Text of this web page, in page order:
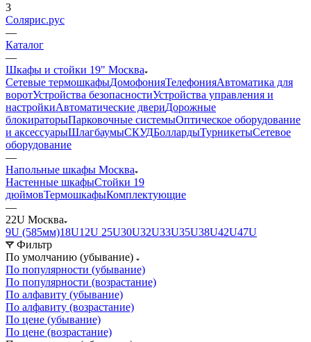
3
Солярис.рус
—
Каталог
—
Шкафы и стойки 19" Москва
Сетевые термошкафыДомофонияТелефонияАвтоматика для
воротУстройства безопасностиУстройства управления и
настройкиАвтоматические двериДорожные
блокираторыПарковочные системыОптическое оборудование
и аксессуарыШлагбаумыСКУДБоллардыТурникетыСетевое
оборудование
—
Напольные шкафы Москва
Настенные шкафыСтойки 19
дюймовТермошкафыКомплектующие
—
22U Москва
9U (585мм)18U12U 25U30U32U33U35U38U42U47U
Фильтр
По умолчанию (убывание)
По популярности (убывание)
По популярности (возрастание)
По алфавиту (убывание)
По алфавиту (возрастание)
По цене (убывание)
По цене (возрастание)